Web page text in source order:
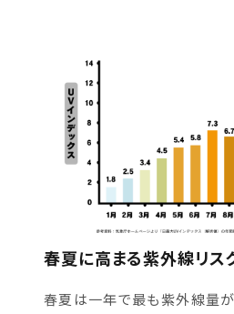
春夏に高まる紫外線リス
春夏は一年で最も紫外線量